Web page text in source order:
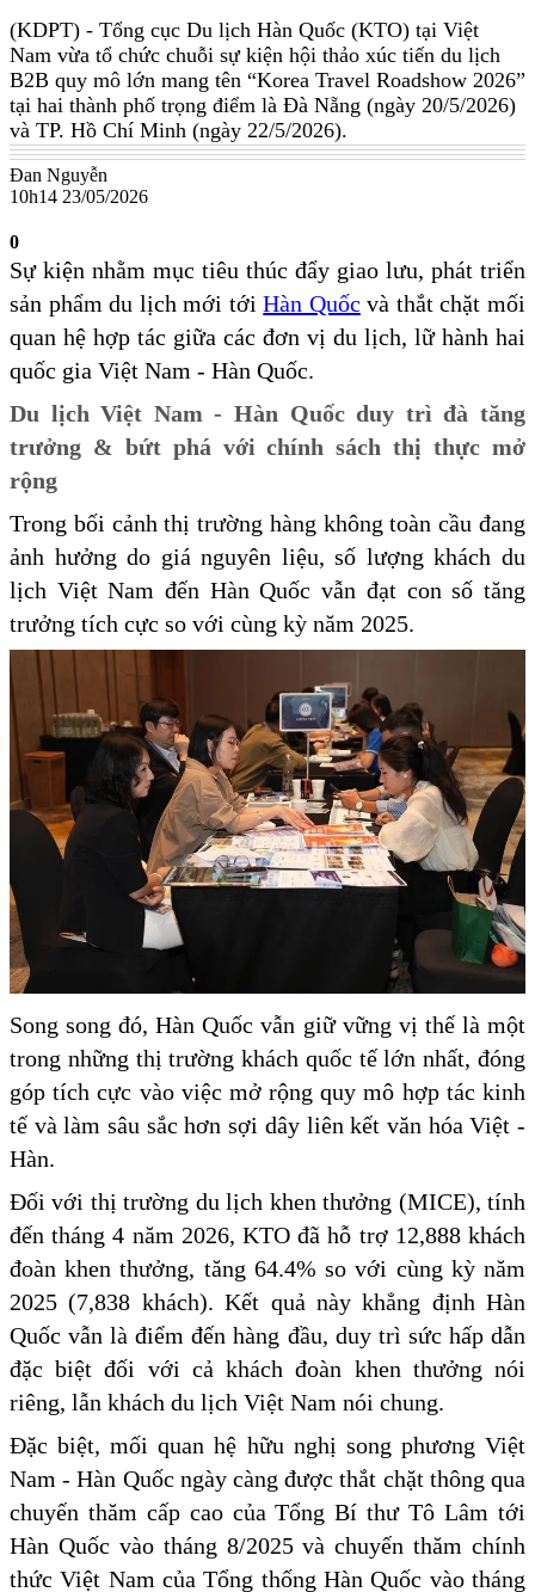
(KDPT) - Tổng cục Du lịch Hàn Quốc (KTO) tại Việt
Nam vừa tổ chức chuỗi sự kiện hội thảo xúc tiến du lịch
B2B quy mô lớn mang tên “Korea Travel Roadshow 2026”
tại hai thành phố trọng điểm là Đà Nẵng (ngày 20/5/2026)
và TP. Hồ Chí Minh (ngày 22/5/2026).
Đan Nguyễn
10h14 23/05/2026
0
Sự kiện nhằm mục tiêu thúc đẩy giao lưu, phát triển
sản phẩm du lịch mới tớiHàn Quốc và thắt chặt mối
quan hệ hợp tác giữa các đơn vị du lịch, lữ hành hai
quốc gia Việt Nam - Hàn Quốc.
Du lịch Việt Nam - Hàn Quốc duy trì đà tăng
trưởng & bứt phá với chính sách thị thực mở
rộng
Trong bối cảnh thị trường hàng không toàn cầu đang
ảnh hưởng do giá nguyên liệu, số lượng khách du
lịch Việt Nam đến Hàn Quốc vẫn đạt con số tăng
trưởng tích cực so với cùng kỳ năm 2025.
Song song đó, Hàn Quốc vẫn giữ vững vị thế là một
trong những thị trường khách quốc tế lớn nhất, đóng
góp tích cực vào việc mở rộng quy mô hợp tác kinh
tế và làm sâu sắc hơn sợi dây liên kết văn hóa Việt -
Hàn.
Đối với thị trường du lịch khen thưởng (MICE), tính
đến tháng 4 năm 2026, KTO đã hỗ trợ 12,888 khách
đoàn khen thưởng, tăng 64.4% so với cùng kỳ năm
2025 (7,838 khách). Kết quả này khẳng định Hàn
Quốc vẫn là điểm đến hàng đầu, duy trì sức hấp dẫn
đặc biệt đối với cả khách đoàn khen thưởng nói
riêng, lẫn khách du lịch Việt Nam nói chung.
Đặc biệt, mối quan hệ hữu nghị song phương Việt
Nam - Hàn Quốc ngày càng được thắt chặt thông qua
chuyến thăm cấp cao của Tổng Bí thư Tô Lâm tới
Hàn Quốc vào tháng 8/2025 và chuyến thăm chính
thức Việt Nam của Tổng thống Hàn Quốc vào tháng